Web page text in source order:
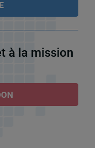
à la mission